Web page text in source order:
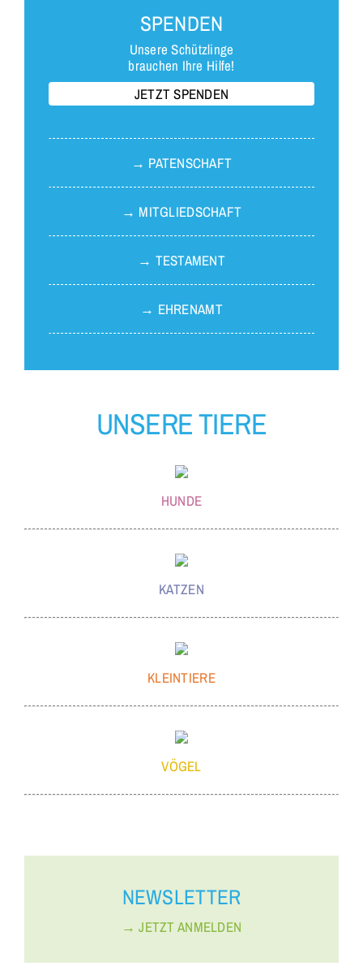
SPENDEN
Unsere Schützlinge
brauchen Ihre Hilfe!
JETZT SPENDEN
→ PATEN­SCHAFT
→ MITGLIED­SCHAFT
→ TESTA­MENT
→ EHREN­AMT
UNSERE TIERE
HUNDE
KATZEN
KLEINTIERE
VÖGEL
NEWS­LETTER
→ JETZT ANMELDEN